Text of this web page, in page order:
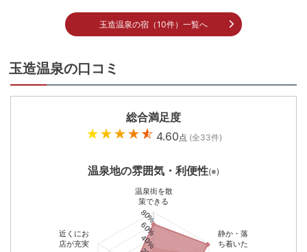
玉造温泉の宿（10件）一覧へ
玉造温泉の口コミ
総合満足度
4.60点 (全33件)
温泉地の雰囲気・利便性(※)
40%
60%
80%
温泉街を散
策できる
静か・落
ち着いた
近くにお
店が充実